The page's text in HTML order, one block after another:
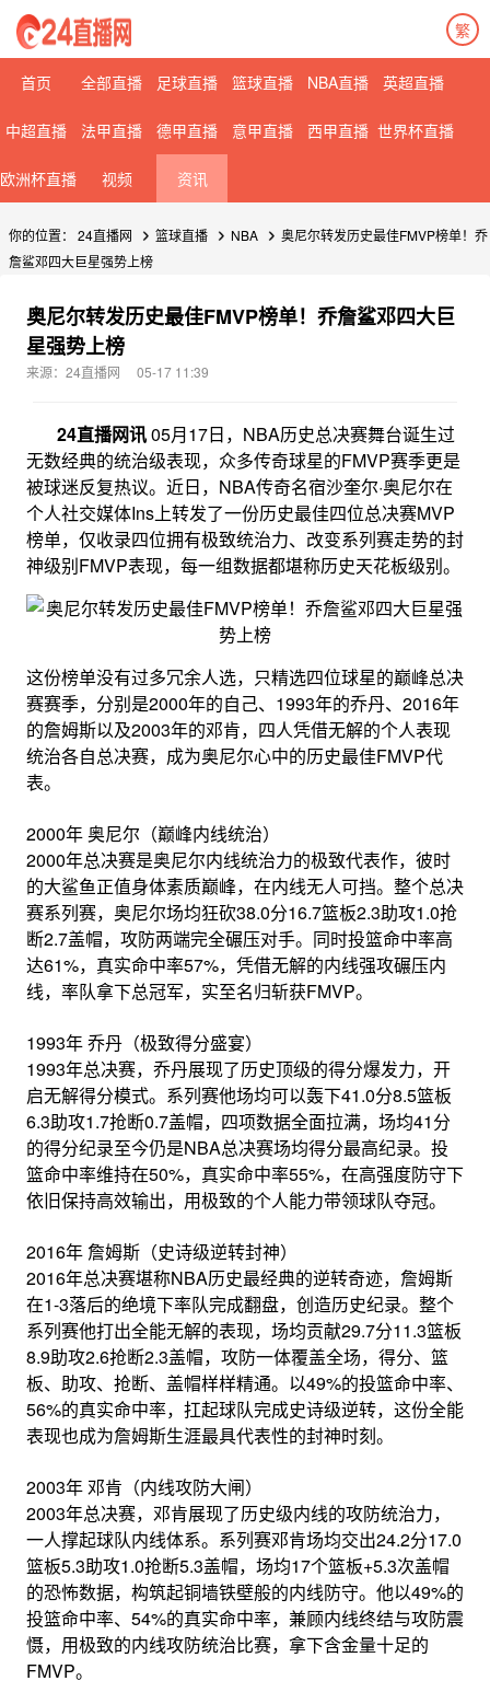
繁
首页 全部直播 足球直播 篮球直播 NBA直播 英超直播
中超直播 法甲直播 德甲直播 意甲直播 西甲直播 世界杯直播
欧洲杯直播 视频 资讯
你的位置： 24直播网 篮球直播 NBA
奥尼尔转发历史最佳FMVP榜单！乔
詹鲨邓四大巨星强势上榜
奥尼尔转发历史最佳FMVP榜单！乔詹鲨邓四大巨
星强势上榜
来源：24直播网 05-17 11:39
24直播网讯05月17日，NBA历史总决赛舞台诞生过
无数经典的统治级表现，众多传奇球星的FMVP赛季更是
被球迷反复热议。近日，NBA传奇名宿沙奎尔·奥尼尔在
个人社交媒体Ins上转发了一份历史最佳四位总决赛MVP
榜单，仅收录四位拥有极致统治力、改变系列赛走势的封
神级别FMVP表现，每一组数据都堪称历史天花板级别。
这份榜单没有过多冗余人选，只精选四位球星的巅峰总决
赛赛季，分别是2000年的自己、1993年的乔丹、2016年
的詹姆斯以及2003年的邓肯，四人凭借无解的个人表现
统治各自总决赛，成为奥尼尔心中的历史最佳FMVP代
表。
2000年 奥尼尔（巅峰内线统治）
2000年总决赛是奥尼尔内线统治力的极致代表作，彼时
的大鲨鱼正值身体素质巅峰，在内线无人可挡。整个总决
赛系列赛，奥尼尔场均狂砍38.0分16.7篮板2.3助攻1.0抢
断2.7盖帽，攻防两端完全碾压对手。同时投篮命中率高
达61%，真实命中率57%，凭借无解的内线强攻碾压内
线，率队拿下总冠军，实至名归斩获FMVP。
1993年 乔丹（极致得分盛宴）
1993年总决赛，乔丹展现了历史顶级的得分爆发力，开
启无解得分模式。系列赛他场均可以轰下41.0分8.5篮板
6.3助攻1.7抢断0.7盖帽，四项数据全面拉满，场均41分
的得分纪录至今仍是NBA总决赛场均得分最高纪录。投
篮命中率维持在50%，真实命中率55%，在高强度防守下
依旧保持高效输出，用极致的个人能力带领球队夺冠。
2016年 詹姆斯（史诗级逆转封神）
2016年总决赛堪称NBA历史最经典的逆转奇迹，詹姆斯
在1-3落后的绝境下率队完成翻盘，创造历史纪录。整个
系列赛他打出全能无解的表现，场均贡献29.7分11.3篮板
8.9助攻2.6抢断2.3盖帽，攻防一体覆盖全场，得分、篮
板、助攻、抢断、盖帽样样精通。以49%的投篮命中率、
56%的真实命中率，扛起球队完成史诗级逆转，这份全能
表现也成为詹姆斯生涯最具代表性的封神时刻。
2003年 邓肯（内线攻防大闸）
2003年总决赛，邓肯展现了历史级内线的攻防统治力，
一人撑起球队内线体系。系列赛邓肯场均交出24.2分17.0
篮板5.3助攻1.0抢断5.3盖帽，场均17个篮板+5.3次盖帽
的恐怖数据，构筑起铜墙铁壁般的内线防守。他以49%的
投篮命中率、54%的真实命中率，兼顾内线终结与攻防震
慑，用极致的内线攻防统治比赛，拿下含金量十足的
FMVP。